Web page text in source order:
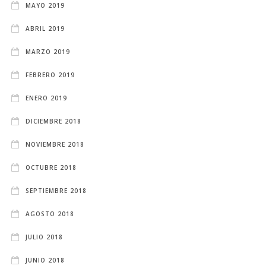
MAYO 2019
ABRIL 2019
MARZO 2019
FEBRERO 2019
ENERO 2019
DICIEMBRE 2018
NOVIEMBRE 2018
OCTUBRE 2018
SEPTIEMBRE 2018
AGOSTO 2018
JULIO 2018
JUNIO 2018